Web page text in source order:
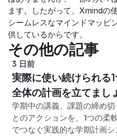
ます。したがって、Xmindの
シームレスなマインドマッピ
供しているからです。
その他の記事
3 日前
実際に使い続けられる
全体の計画を立てまし
学期中の講義、課題の締め
とのアクションを、1つの柔
でつなぐ実践的な学期計画シ